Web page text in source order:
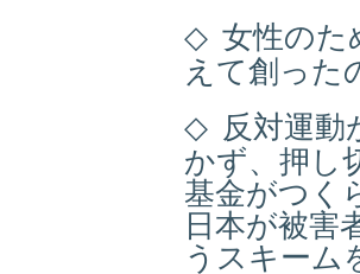
◇ 女性のた
えて創った
◇ 反対運動
かず、押し
基金がつく
日本が被害
うスキーム